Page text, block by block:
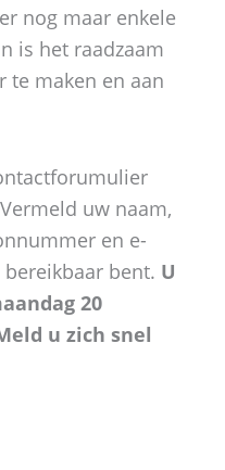
nog maar enkele
is het raadzaam
te maken en aan
uw naam,
en e-
bent. U
20
u zich snel